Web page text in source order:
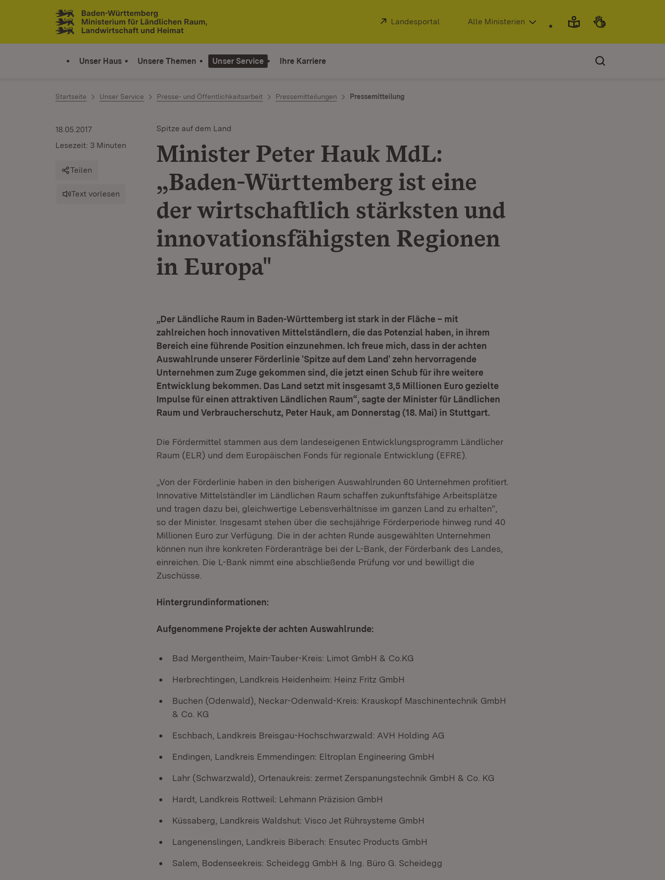
Zum Inhalt springen
Link zur Startseite
Extern:
Landesportal (Öffnet in neuem Fenster)
Alle Ministerien
Unser Haus Unsere Themen Unser Service Ihre Karriere
Startseite Unser Service Presse- und Öffentlichkeitsarbeit Pressemitteilungen Pressemitteilung
Spitze auf dem Land
Minister Peter Hauk MdL:
„Baden-Württemberg ist eine
der wirtschaftlich stärksten und
innovationsfähigsten Regionen
in Europa"
18.05.2017
Lesezeit: 3 Minuten
Teilen
Text vorlesen
„Der Ländliche Raum in Baden-Württemberg ist stark in der Fläche – mit
zahlreichen hoch innovativen Mittelständlern, die das Potenzial haben, in ihrem
Bereich eine führende Position einzunehmen. Ich freue mich, dass in der achten
Auswahlrunde unserer Förderlinie 'Spitze auf dem Land' zehn hervorragende
Unternehmen zum Zuge gekommen sind, die jetzt einen Schub für ihre weitere
Entwicklung bekommen. Das Land setzt mit insgesamt 3,5 Millionen Euro gezielte
Impulse für einen attraktiven Ländlichen Raum“, sagte der Minister für Ländlichen
Raum und Verbraucherschutz, Peter Hauk, am Donnerstag (18. Mai) in Stuttgart.
Die Fördermittel stammen aus dem landeseigenen Entwicklungsprogramm Ländlicher
Raum (ELR) und dem Europäischen Fonds für regionale Entwicklung (EFRE).
„Von der Förderlinie haben in den bisherigen Auswahlrunden 60 Unternehmen profitiert.
Innovative Mittelständler im Ländlichen Raum schaffen zukunftsfähige Arbeitsplätze
und tragen dazu bei, gleichwertige Lebensverhältnisse im ganzen Land zu erhalten“,
so der Minister. Insgesamt stehen über die sechsjährige Förderperiode hinweg rund 40
Millionen Euro zur Verfügung. Die in der achten Runde ausgewählten Unternehmen
können nun ihre konkreten Förderanträge bei der L-Bank, der Förderbank des Landes,
einreichen. Die L-Bank nimmt eine abschließende Prüfung vor und bewilligt die
Zuschüsse.
Hintergrundinformationen:
Aufgenommene Projekte der achten Auswahlrunde:
Bad Mergentheim, Main-Tauber-Kreis: Limot GmbH & Co.KG
Herbrechtingen, Landkreis Heidenheim: Heinz Fritz GmbH
Buchen (Odenwald), Neckar-Odenwald-Kreis: Krauskopf Maschinentechnik GmbH
& Co. KG
Eschbach, Landkreis Breisgau-Hochschwarzwald: AVH Holding AG
Endingen, Landkreis Emmendingen: Eltroplan Engineering GmbH
Lahr (Schwarzwald), Ortenaukreis: zermet Zerspanungstechnik GmbH & Co. KG
Hardt, Landkreis Rottweil: Lehmann Präzision GmbH
Küssaberg, Landkreis Waldshut: Visco Jet Rührsysteme GmbH
Langenenslingen, Landkreis Biberach: Ensutec Products GmbH
Salem, Bodenseekreis: Scheidegg GmbH & Ing. Büro G. Scheidegg